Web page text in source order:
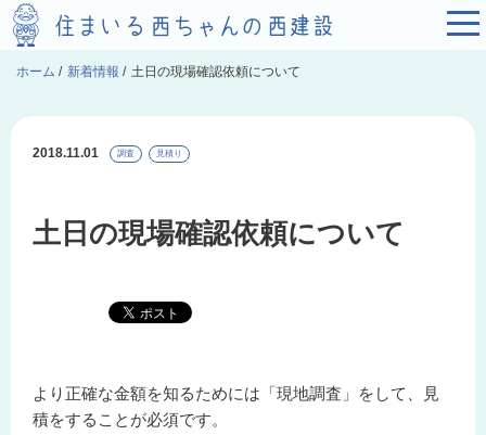
ホーム / 新着情報 / 土日の現場確認依頼について
2018.11.01 調査 見積り
土日の現場確認依頼について
より正確な金額を知るためには「現地調査」をして、見
積をすることが必須です。